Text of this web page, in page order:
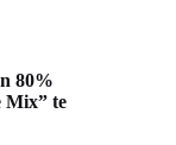
80%
Mix” te